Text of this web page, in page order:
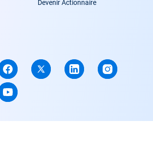
Devenir Actionnaire